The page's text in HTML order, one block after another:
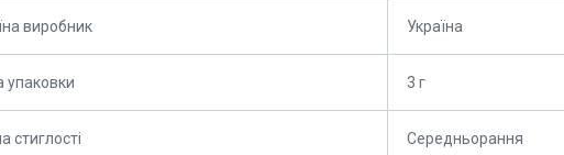
виробник Україна
упаковки 3 г
стиглості Середньорання